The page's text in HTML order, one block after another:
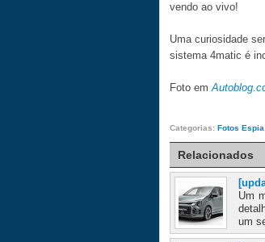
vendo ao vivo!
Uma curiosidade
sistema 4matic é
Foto em
Categorias: Fotos Espia
Relacionados
Um
um